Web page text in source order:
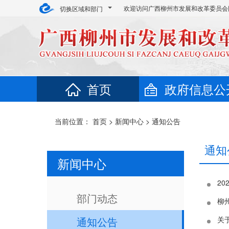
切换区域和部门 欢迎访问广西柳州市发展和改革委员
首页 政府信息
当前位置： 首页 > 新闻中心 > 通知公告
新闻中心
部门动态
通知公告
通
柳
关